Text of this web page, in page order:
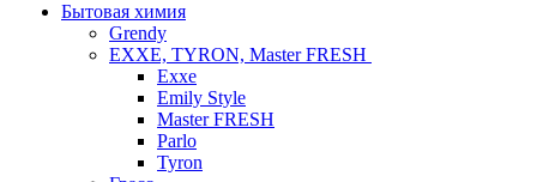
Бытовая химия
Grendy
EXXE, TYRON, Master FRESH
Exxe
Emily Style
Master FRESH
Parlo
Tyron